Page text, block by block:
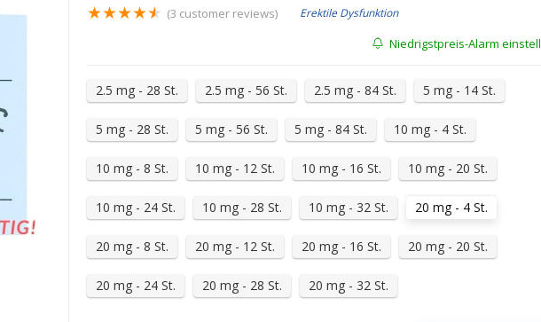
★★★★★ (3 customer reviews) Erektile Dysfunktion
Niedrigstpreis-Alarm
2.5 mg - 28 St. 2.5 mg - 56 St. 2.5 mg - 84 St. 5 mg - 14 St.
5 mg - 28 St. 5 mg - 56 St. 5 mg - 84 St. 10 mg - 4 St.
10 mg - 8 St. 10 mg - 12 St. 10 mg - 16 St. 10 mg - 20 St.
10 mg - 24 St. 10 mg - 28 St. 10 mg - 32 St. 20 mg - 4 St.
20 mg - 8 St. 20 mg - 12 St. 20 mg - 16 St. 20 mg - 20 St.
20 mg - 24 St. 20 mg - 28 St. 20 mg - 32 St.